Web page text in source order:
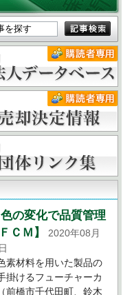
色の変化で品質管理
ＦＣＭ】
2020年08月
素材料を用いた製品の
掛けるフューチャーカ
前橋市千代田町、鈴木